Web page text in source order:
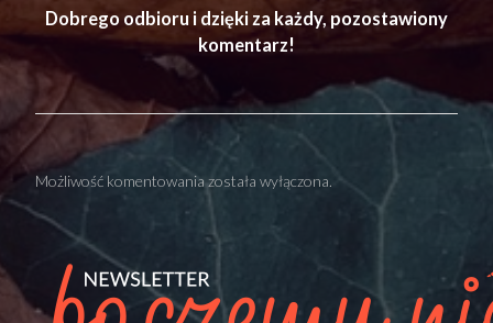
Dobrego odbioru i dzięki za każdy, pozostawiony
komentarz!
Możliwość komentowania została wyłączona.